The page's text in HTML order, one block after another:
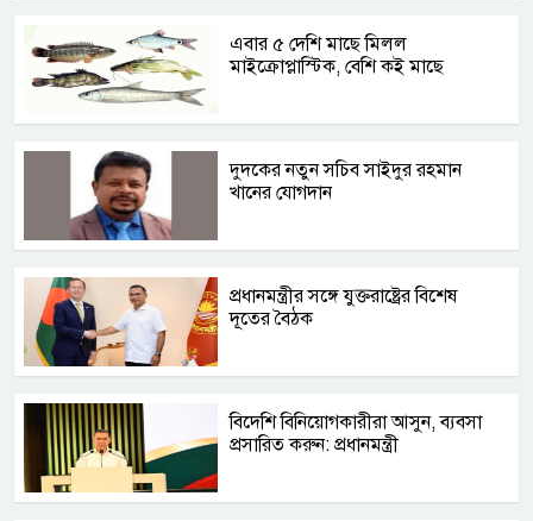
এবার ৫ দেশি মাছে মিলল
মাইক্রোপ্লাস্টিক, বেশি কই মাছে
দুদকের নতুন সচিব সাইদুর রহমান
খানের যোগদান
প্রধানমন্ত্রীর সঙ্গে যুক্তরাষ্ট্রের বিশেষ
দূতের বৈঠক
বিদেশি বিনিয়োগকারীরা আসুন, ব্যবসা
প্রসারিত করুন: প্রধানমন্ত্রী